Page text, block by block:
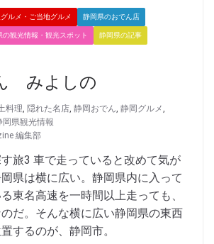
ルメ・ご当地グルメ 静岡県のおでん店
の観光情報・観光スポット 静岡県の記事
みよしの
料理 隠れた名店 静岡おでん 静岡グルメ
岡県観光情報
編集部
旅3 車で走っていると改めて気が
県は横に広い。静岡県内に入って
東名高速を一時間以上走っても、
だ。そんな横に広い静岡県の東西
するのが、静岡市。